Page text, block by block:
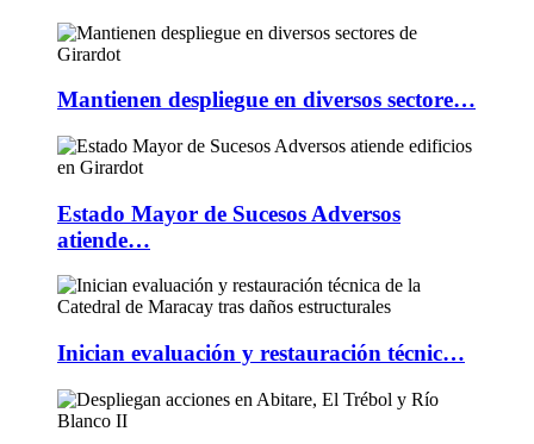
Mantienen despliegue en diversos sectore…
Estado Mayor de Sucesos Adversos
atiende…
Inician evaluación y restauración técnic…